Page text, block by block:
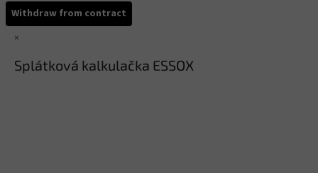
Withdraw from contract
×
Splátková kalkulačka ESSOX